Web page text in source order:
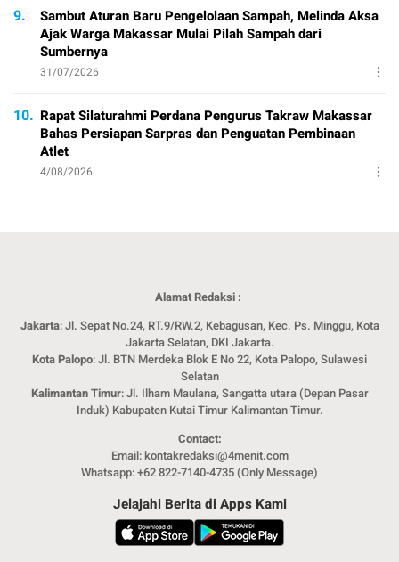
9.
Sambut Aturan Baru Pengelolaan Sampah, Melinda Aksa
Ajak Warga Makassar Mulai Pilah Sampah dari
Sumbernya
31/07/2026
10. Rapat Silaturahmi Perdana Pengurus Takraw Makassar
Bahas Persiapan Sarpras dan Penguatan Pembinaan
Atlet
4/08/2026
Alamat Redaksi :
Jakarta: Jl. Sepat No.24, RT.9/RW.2, Kebagusan, Kec. Ps. Minggu, Kota
Jakarta Selatan, DKI Jakarta.
Kota Palopo: Jl. BTN Merdeka Blok E No 22, Kota Palopo, Sulawesi
Selatan
Kalimantan Timur: Jl. Ilham Maulana, Sangatta utara (Depan Pasar
Induk) Kabupaten Kutai Timur Kalimantan Timur.
Contact:
Email: kontakredaksi@4menit.com
Whatsapp: +62 822-7140-4735 (Only Message)
Jelajahi Berita di Apps Kami